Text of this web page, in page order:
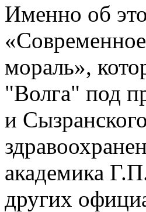
Именно об
мораль»,
"Волга" под
и
академика
других